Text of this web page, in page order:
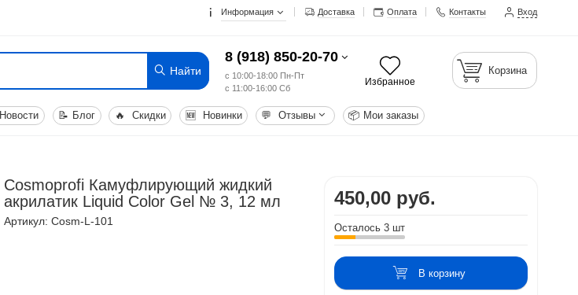
Информация Доставка Оплата Контакты Вход
Найти
8 (918) 850-20-70
с 10:00-18:00 Пн-Пт
с 11:00-16:00 Сб
Избранное
Корзина
Новости 📝 Блог 🔥 Скидки 🆕 Новинки 💬 Отзывы 📦 Мои заказы
Cosmoprofi Камуфлирующий жидкий
акрилатик Liquid Color Gel № 3, 12 мл
Артикул: Cosm-L-101
450,00 руб.
Осталось 3 шт
В корзину